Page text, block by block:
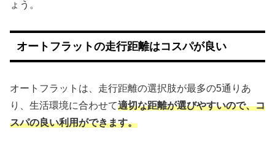
ょう。
オートフラットの走行距離はコスパが良い
オートフラットは、走行距離の選択肢が最多の5通りあ
り、生活環境に合わせて適切な距離が選びやすいので、コ
スパの良い利用ができます。